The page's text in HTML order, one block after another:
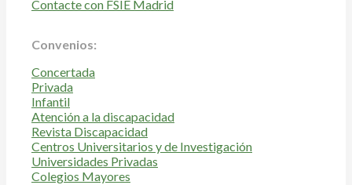
Contacte con FSIE Madrid
Convenios:
Concertada
Privada
Infantil
Atención a la discapacidad
Revista Discapacidad
Centros Universitarios y de Investigación
Universidades Privadas
Colegios Mayores